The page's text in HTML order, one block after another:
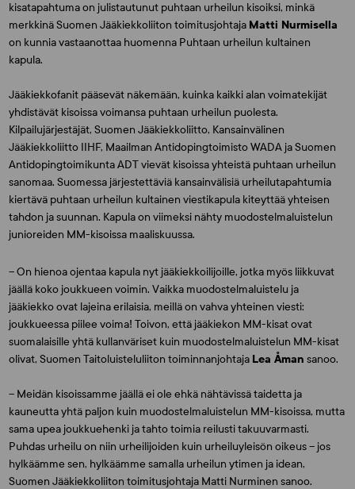
kisatapahtuma on julistautunut puhtaan urheilun kisoiksi, minkä
merkkinä Suomen Jääkiekkoliiton toimitusjohtaja Matti Nurmisella
on kunnia vastaanottaa huomenna Puhtaan urheilun kultainen
kapula.
Jääkiekkofanit pääsevät näkemään, kuinka kaikki alan voimatekijät
yhdistävät kisoissa voimansa puhtaan urheilun puolesta.
Kilpailujärjestäjät, Suomen Jääkiekkoliitto, Kansainvälinen
Jääkiekkoliitto IIHF, Maailman Antidopingtoimisto WADA ja Suomen
Antidopingtoimikunta ADT vievät kisoissa yhteistä puhtaan urheilun
sanomaa. Suomessa järjestettäviä kansainvälisiä urheilutapahtumia
kiertävä puhtaan urheilun kultainen viestikapula kiteyttää yhteisen
tahdon ja suunnan. Kapula on viimeksi nähty muodostelmaluistelun
junioreiden MM-kisoissa maaliskuussa.
– On hienoa ojentaa kapula nyt jääkiekkoilijoille, jotka myös liikkuvat
jäällä koko joukkueen voimin. Vaikka muodostelmaluistelu ja
jääkiekko ovat lajeina erilaisia, meillä on vahva yhteinen viesti:
joukkueessa piilee voima! Toivon, että jääkiekon MM-kisat ovat
suomalaisille yhtä kullanväriset kuin muodostelmaluistelun MM-kisat
olivat, Suomen Taitoluisteluliiton toiminnanjohtaja Lea Åman sanoo.
– Meidän kisoissamme jäällä ei ole ehkä nähtävissä taidetta ja
kauneutta yhtä paljon kuin muodostelmaluistelun MM-kisoissa, mutta
sama upea joukkuehenki ja tahto toimia reilusti takuuvarmasti.
Puhdas urheilu on niin urheilijoiden kuin urheiluyleisön oikeus – jos
hylkäämme sen, hylkäämme samalla urheilun ytimen ja idean,
Suomen Jääkiekkoliiton toimitusjohtaja Matti Nurminen sanoo.